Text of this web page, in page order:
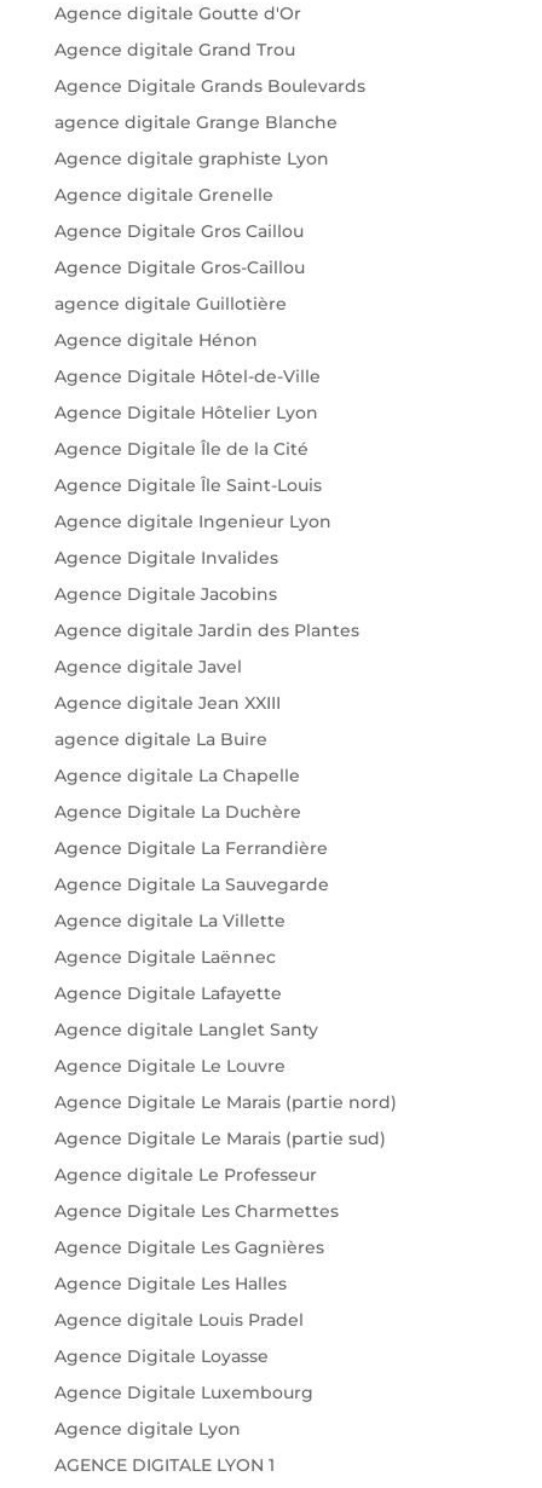
Agence digitale Goutte d'Or
Agence digitale Grand Trou
Agence Digitale Grands Boulevards
agence digitale Grange Blanche
Agence digitale graphiste Lyon
Agence digitale Grenelle
Agence Digitale Gros Caillou
Agence Digitale Gros-Caillou
agence digitale Guillotière
Agence digitale Hénon
Agence Digitale Hôtel-de-Ville
Agence Digitale Hôtelier Lyon
Agence Digitale Île de la Cité
Agence Digitale Île Saint-Louis
Agence digitale Ingenieur Lyon
Agence Digitale Invalides
Agence Digitale Jacobins
Agence digitale Jardin des Plantes
Agence digitale Javel
Agence digitale Jean XXIII
agence digitale La Buire
Agence digitale La Chapelle
Agence Digitale La Duchère
Agence Digitale La Ferrandière
Agence Digitale La Sauvegarde
Agence digitale La Villette
Agence Digitale Laënnec
Agence Digitale Lafayette
Agence digitale Langlet Santy
Agence Digitale Le Louvre
Agence Digitale Le Marais (partie nord)
Agence Digitale Le Marais (partie sud)
Agence digitale Le Professeur
Agence Digitale Les Charmettes
Agence Digitale Les Gagnières
Agence Digitale Les Halles
Agence digitale Louis Pradel
Agence Digitale Loyasse
Agence Digitale Luxembourg
Agence digitale Lyon
AGENCE DIGITALE LYON 1